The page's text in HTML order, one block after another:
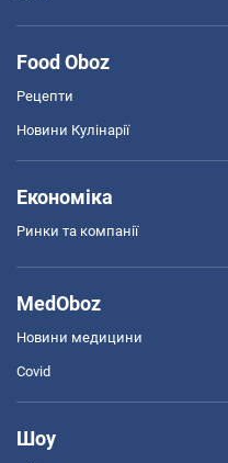
Food Oboz
Рецепти
Новини Кулінарії
Економіка
Ринки та компанії
MedOboz
Новини медицини
Covid
Шоу